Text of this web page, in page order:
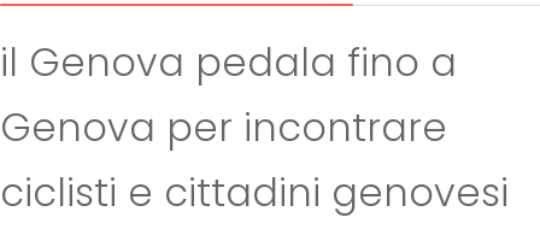
il Genova pedala fino a
Genova per incontrare
ciclisti e cittadini genovesi